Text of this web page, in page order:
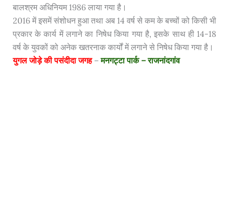
बालश्रम अधिनियम 1986 लाया गया है।
2016 में इसमें संशोधन हुआ तथा अब 14 वर्ष से कम के बच्चों को किसी भी
प्रकार के कार्य में लगाने का निषेध किया गया है, इसके साथ ही 14-18
वर्ष के युवकों को अनेक खतरनाक कार्यों में लगाने से निषेध किया गया है।
युगल जोड़े की पसंदीदा जगह–मनगट्टा पार्क – राजनांदगांव